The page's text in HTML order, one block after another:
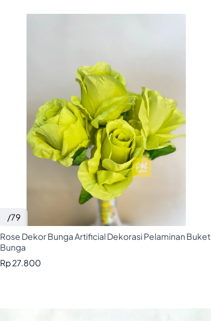
/79
Rose Dekor Bunga Artificial Dekorasi Pelaminan Buket
Bunga
Rp 27.800